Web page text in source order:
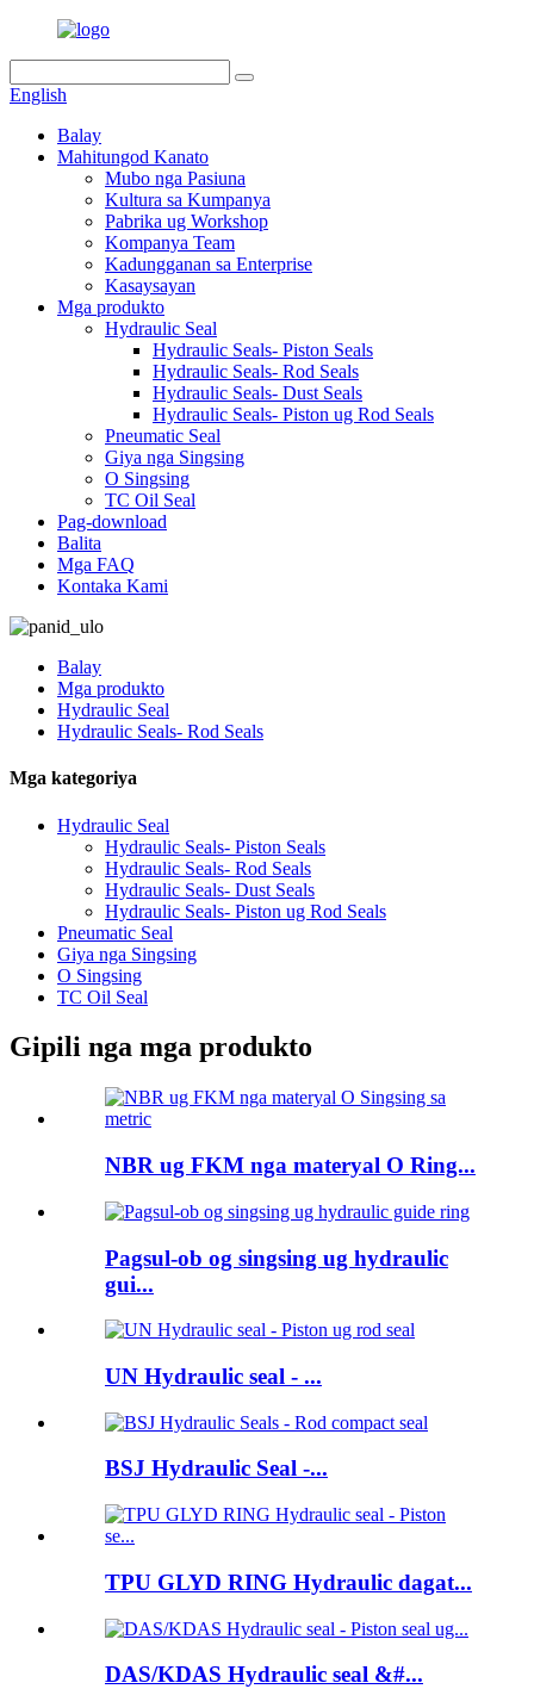
English
Balay
Mahitungod Kanato
Mubo nga Pasiuna
Kultura sa Kumpanya
Pabrika ug Workshop
Kompanya Team
Kadungganan sa Enterprise
Kasaysayan
Mga produkto
Hydraulic Seal
Hydraulic Seals- Piston Seals
Hydraulic Seals- Rod Seals
Hydraulic Seals- Dust Seals
Hydraulic Seals- Piston ug Rod Seals
Pneumatic Seal
Giya nga Singsing
O Singsing
TC Oil Seal
Pag-download
Balita
Mga FAQ
Kontaka Kami
Balay
Mga produkto
Hydraulic Seal
Hydraulic Seals- Rod Seals
Mga kategoriya
Hydraulic Seal
Hydraulic Seals- Piston Seals
Hydraulic Seals- Rod Seals
Hydraulic Seals- Dust Seals
Hydraulic Seals- Piston ug Rod Seals
Pneumatic Seal
Giya nga Singsing
O Singsing
TC Oil Seal
Gipili nga mga produkto
NBR ug FKM nga materyal O Ring...
Pagsul-ob og singsing ug hydraulic
gui...
UN Hydraulic seal - ...
BSJ Hydraulic Seal -...
TPU GLYD RING Hydraulic dagat...
DAS/KDAS Hydraulic seal &#...